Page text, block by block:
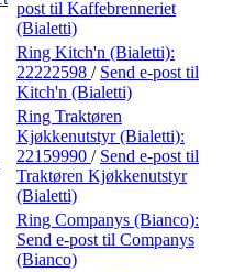
post til Kaffebrenneriet
(Bialetti)
Ring Kitch'n (Bialetti):
22222598 / Send e-post til
Kitch'n (Bialetti)
Ring Traktøren
Kjøkkenutstyr (Bialetti):
22159990 / Send e-post til
Traktøren Kjøkkenutstyr
(Bialetti)
Ring Companys (Bianco):
Send e-post til Companys
(Bianco)